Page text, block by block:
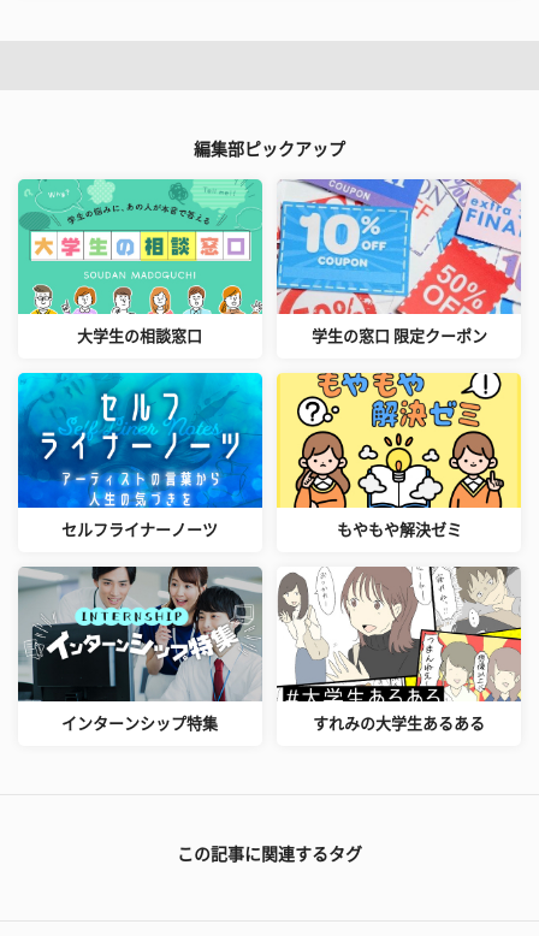
編集部ピックアップ
大学生の相談窓口 学生の窓口 限定クーポン
セルフライナーノーツ もやもや解決ゼミ
インターンシップ特集 すれみの大学生あるある
この記事に関連するタグ